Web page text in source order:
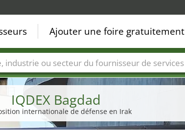
IQDEX Bagdad
internationale de défense en Irak
Ajouter une foire gratuitement
de foire Secteurs du fournisseur de services